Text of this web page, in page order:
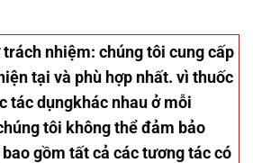
nhiệm: chúng tôi cung cấp
tại và phù hợp nhất. vì thuốc
tác dụngkhác nhau ở mỗi
tôi không thể đảm bảo
gồm tất cả các tương tác có